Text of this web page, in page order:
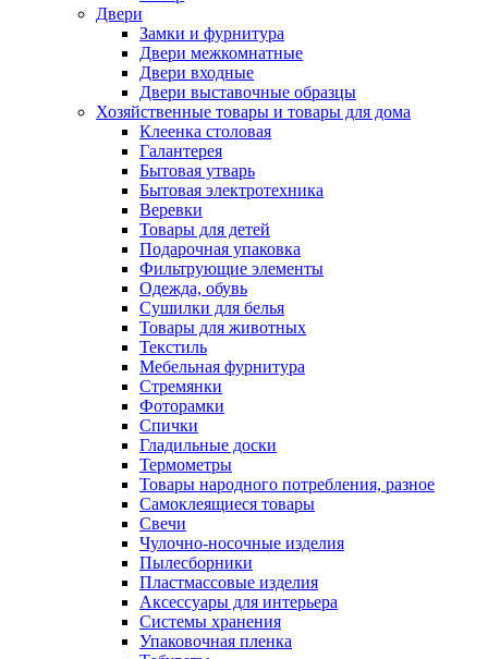
Двери
Замки и фурнитура
Двери межкомнатные
Двери входные
Двери выставочные образцы
Хозяйственные товары и товары для дома
Клеенка столовая
Галантерея
Бытовая утварь
Бытовая электротехника
Веревки
Товары для детей
Подарочная упаковка
Фильтрующие элементы
Одежда, обувь
Сушилки для белья
Товары для животных
Текстиль
Мебельная фурнитура
Стремянки
Фоторамки
Спички
Гладильные доски
Термометры
Товары народного потребления, разное
Самоклеящиеся товары
Свечи
Чулочно-носочные изделия
Пылесборники
Пластмассовые изделия
Аксессуары для интерьера
Системы хранения
Упаковочная пленка